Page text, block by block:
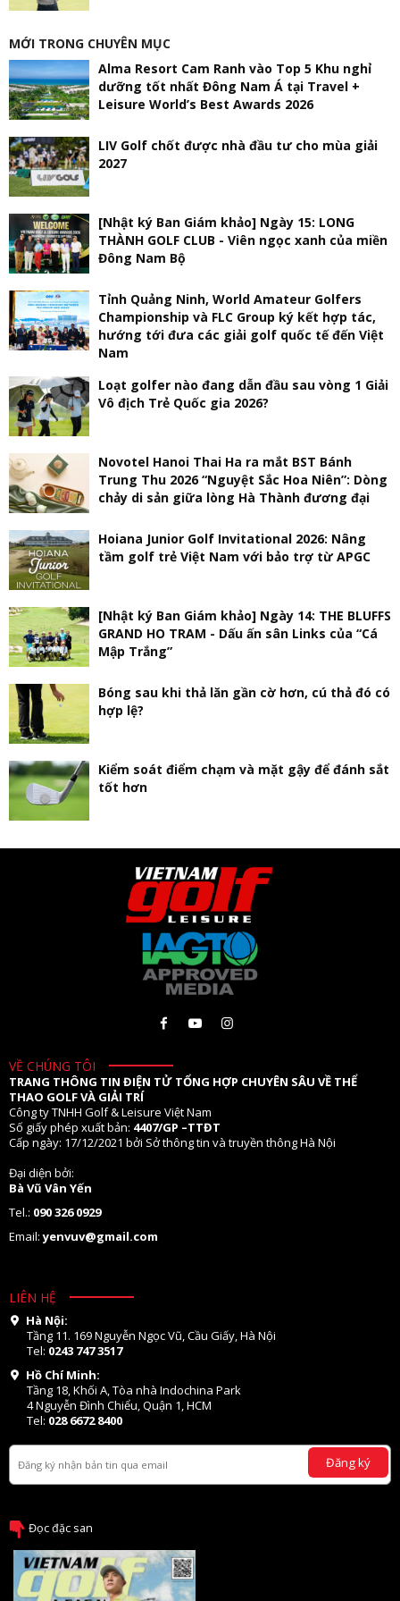
MỚI TRONG CHUYÊN MỤC
Alma Resort Cam Ranh vào Top 5 Khu nghỉ
dưỡng tốt nhất Đông Nam Á tại Travel +
Leisure World’s Best Awards 2026
LIV Golf chốt được nhà đầu tư cho mùa giải
2027
[Nhật ký Ban Giám khảo] Ngày 15: LONG
THÀNH GOLF CLUB - Viên ngọc xanh của miền
Đông Nam Bộ
Tỉnh Quảng Ninh, World Amateur Golfers
Championship và FLC Group ký kết hợp tác,
hướng tới đưa các giải golf quốc tế đến Việt
Nam
Loạt golfer nào đang dẫn đầu sau vòng 1 Giải
Vô địch Trẻ Quốc gia 2026?
Novotel Hanoi Thai Ha ra mắt BST Bánh
Trung Thu 2026 “Nguyệt Sắc Hoa Niên”: Dòng
chảy di sản giữa lòng Hà Thành đương đại
Hoiana Junior Golf Invitational 2026: Nâng
tầm golf trẻ Việt Nam với bảo trợ từ APGC
[Nhật ký Ban Giám khảo] Ngày 14: THE BLUFFS
GRAND HO TRAM - Dấu ấn sân Links của “Cá
Mập Trắng”
Bóng sau khi thả lăn gần cờ hơn, cú thả đó có
hợp lệ?
Kiểm soát điểm chạm và mặt gậy để đánh sắt
tốt hơn
VỀ CHÚNG TÔI
TRANG THÔNG TIN ĐIỆN TỬ TỔNG HỢP CHUYÊN SÂU VỀ THỂ
THAO GOLF VÀ GIẢI TRÍ
Công ty TNHH Golf & Leisure Việt Nam
Số giấy phép xuất bản: 4407/GP –TTĐT
Cấp ngày: 17/12/2021 bởi Sở thông tin và truyền thông Hà Nội
Đại diện bởi:
Bà Vũ Vân Yến
Tel.: 090 326 0929
Email:yenvuv@gmail.com
LIÊN HỆ
Hà Nội:
Tầng 11. 169 Nguyễn Ngọc Vũ, Cầu Giấy, Hà Nội
Tel: 0243 747 3517
Hồ Chí Minh:
Tầng 18, Khối A, Tòa nhà Indochina Park
4 Nguyễn Đình Chiểu, Quận 1, HCM
Tel: 028 6672 8400
Đăng ký
Đọc đặc san